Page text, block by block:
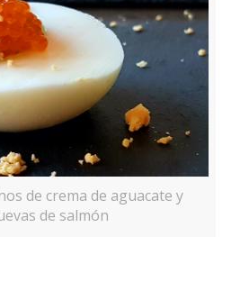
de crema de aguacate y
de salmón